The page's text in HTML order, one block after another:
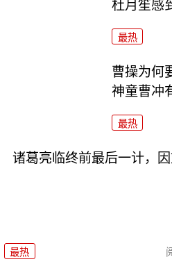
杜月笙感
最热
曹操为何
神童曹冲
最热
诸葛亮临终前最后一计，
最热